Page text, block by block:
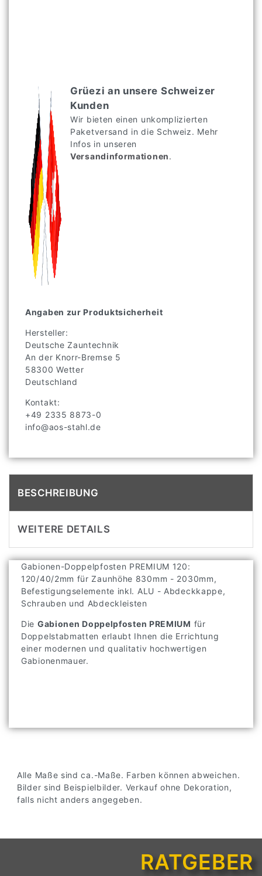
Grüezi an unsere Schweizer
Kunden
Wir bieten einen unkomplizierten
Paketversand in die Schweiz. Mehr
Infos in unseren
Versandinformationen.
Angaben zur Produktsicherheit
Hersteller:
Deutsche Zauntechnik
An der Knorr-Bremse 5
58300 Wetter
Deutschland
Kontakt:
+49 2335 8873-0
info@aos-stahl.de
BESCHREIBUNG
WEITERE DETAILS
Gabionen-Doppelpfosten PREMIUM 120:
120/40/2mm für Zaunhöhe 830mm - 2030mm,
Befestigungselemente inkl. ALU - Abdeckkappe,
Schrauben und Abdeckleisten
Die Gabionen Doppelpfosten PREMIUM für
Doppelstabmatten erlaubt Ihnen die Errichtung
einer modernen und qualitativ hochwertigen
Gabionenmauer.
Alle Maße sind ca.-Maße. Farben können abweichen.
Bilder sind Beispielbilder. Verkauf ohne Dekoration,
falls nicht anders angegeben.
RATGEBER